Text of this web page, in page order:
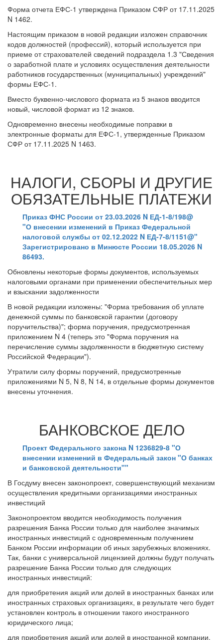
Форма отчета ЕФС-1 утверждена Приказом СФР от 17.11.2025
N 1462.
Настоящим приказом в новой редакции изложен справочник
кодов должностей (профессий), который используется при
приеме от страхователей сведений подраздела 1.3 "Сведения
о заработной плате и условиях осуществления деятельности
работников государственных (муниципальных) учреждений"
формы ЕФС-1.
Вместо буквенно-числового формата из 5 знаков вводится
новый, числовой формат из 12 знаков.
Одновременно внесены необходимые поправки в
электронные форматы для ЕФС-1, утвержденные Приказом
СФР от 17.11.2025 N 1463.
НАЛОГИ, СБОРЫ И ДРУГИЕ
ОБЯЗАТЕЛЬНЫЕ ПЛАТЕЖИ
Приказ ФНС России от 23.03.2026 N ЕД-1-8/198@
"О внесении изменений в Приказ Федеральной
налоговой службы от 02.12.2022 N ЕД-7-8/1151@"
Зарегистрировано в Минюсте России 18.05.2026 N
86493.
Обновлены некоторые формы документов, используемых
налоговыми органами при применении обеспечительных мер
и взыскании задолженности
В новой редакции изложены: "Форма требования об уплате
денежной суммы по банковской гарантии (договору
поручительства)"; форма поручения, предусмотренная
приложением N 4 (теперь это "Форма поручения на
перечисление суммы задолженности в бюджетную систему
Российской Федерации").
Утратили силу формы поручений, предусмотренные
приложениями N 5, N 8, N 14, в отдельные формы документов
внесены уточнения.
БАНКОВСКОЕ ДЕЛО
Проект Федерального закона N 1236829-8 "О
внесении изменений в Федеральный закон "О банках
и банковской деятельности""
В Госдуму внесен законопроект, совершенствующий механизм
осуществления кредитными организациями иностранных
инвестиций
Законопроектом вводится необходимость получения
разрешения Банка России только для наиболее значимых
иностранных инвестиций с одновременным получением
Банком России информации об иных зарубежных вложениях.
Так, банки с универсальной лицензией должны будут получать
разрешение Банка России только для следующих
иностранных инвестиций:
для приобретения акций или долей в иностранных банках или
иностранных страховых организациях, в результате чего будет
установлен контроль в отношении такого иностранного
юридического лица;
для приобретения акций или долей в иностранной компании,